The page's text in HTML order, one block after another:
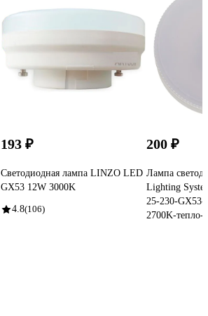
193 ₽
Светодиодная лампа LINZO LED
GX53 12W 3000K
4.8(106)
200 ₽
Лампа
Lighting
25-230-
2700K-тепло-